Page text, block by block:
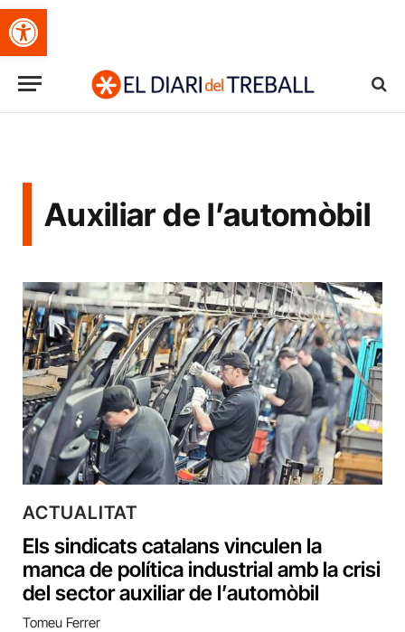
Obre la barra d'eines
Auxiliar de l’automòbil
ACTUALITAT
Els sindicats catalans vinculen la
manca de política industrial amb la crisi
del sector auxiliar de l’automòbil
Tomeu Ferrer